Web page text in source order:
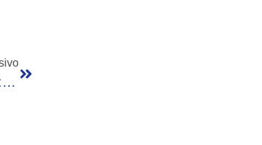
Federica Pellegrini, Matteo Giunta Compie Gli Anni: La Dedica Social